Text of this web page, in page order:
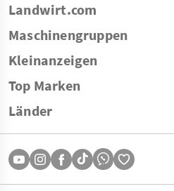
Landwirt.com
Maschinengruppen
Kleinanzeigen
Top Marken
Länder